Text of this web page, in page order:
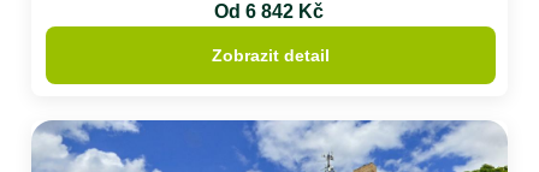
Od 6 842 Kč
Zobrazit detail